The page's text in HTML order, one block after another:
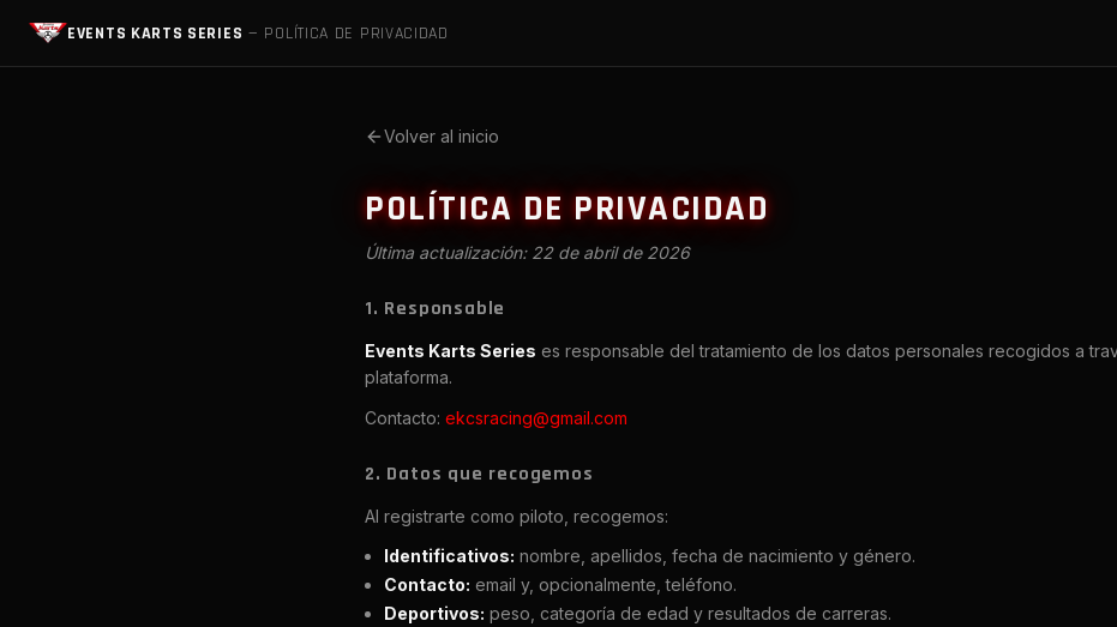
EVENTS KARTS SERIES — POLÍTICA DE PRIVACIDAD
Volver al inicio
POLÍTICA DE PRIVACIDAD
Última actualización: 22 de abril de 2026
1. Responsable
Events Karts Series es responsable del tratamiento de los datos personales recogidos a
plataforma.
Contacto: ekcsracing@gmail.com
2. Datos que recogemos
Al registrarte como piloto, recogemos:
Identificativos: nombre, apellidos, fecha de nacimiento y género.
Contacto: email y, opcionalmente, teléfono.
Deportivos: peso, categoría de edad y resultados de carreras.